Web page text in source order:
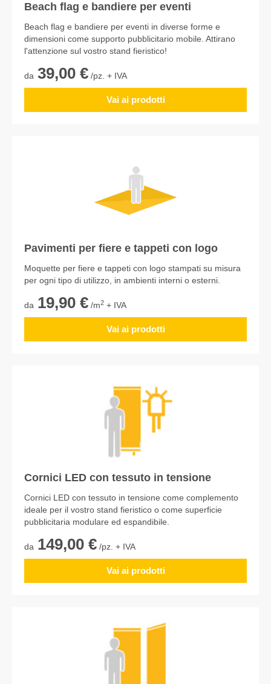
Beach flag e bandiere per eventi
Beach flag e bandiere per eventi in diverse forme e
dimensioni come supporto pubblicitario mobile. Attirano
l'attenzione sul vostro stand fieristico!
da 39,00 € /pz. + IVA
Vai ai prodotti
Pavimenti per fiere e tappeti con logo
Moquette per fiere e tappeti con logo stampati su misura
per ogni tipo di utilizzo, in ambienti interni o esterni.
da 19,90 € /m2 + IVA
Vai ai prodotti
Cornici LED con tessuto in tensione
Cornici LED con tessuto in tensione come complemento
ideale per il vostro stand fieristico o come superficie
pubblicitaria modulare ed espandibile.
da 149,00 € /pz. + IVA
Vai ai prodotti